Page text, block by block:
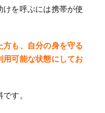
けを呼ぶには携帯が使
も、自分の身を守る
用可能な状態にしてお
す。